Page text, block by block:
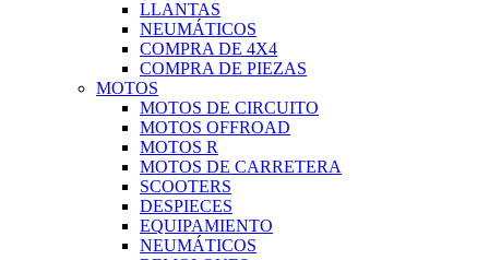
LLANTAS
NEUMÁTICOS
COMPRA DE 4X4
COMPRA DE PIEZAS
MOTOS
MOTOS DE CIRCUITO
MOTOS OFFROAD
MOTOS R
MOTOS DE CARRETERA
SCOOTERS
DESPIECES
EQUIPAMIENTO
NEUMÁTICOS